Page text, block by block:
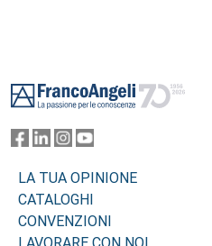
LA TUA OPINIONE
CATALOGHI
CONVENZIONI